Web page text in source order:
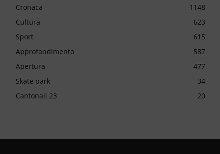
Cronaca
1148
Cultura
623
Sport
615
Approfondimento
587
Apertura
477
Skate park
34
Cantonali 23
20